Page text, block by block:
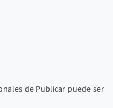
de Publicar puede ser